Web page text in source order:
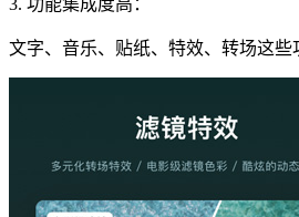
文字、音乐、贴纸、特效、转场这